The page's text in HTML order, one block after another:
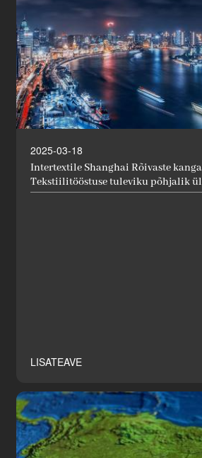
Uudised
Tööstuse uuendaja
2025-03-18
Intertextile Shanghai Rõivaste
Tekstiilitööstuse tuleviku põhjalik
LISATEAVE